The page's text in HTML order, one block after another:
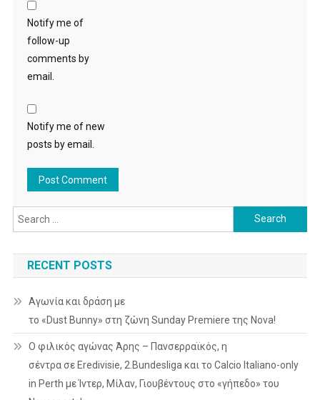
Notify me of
follow-up
comments by
email.
Notify me of new
posts by email.
Search
for:
RECENT POSTS
Αγωνία και δράση με
το «Dust Bunny» στη ζώνη Sunday Premiere της Nova!
Ο φιλικός αγώνας Άρης – Πανσερραϊκός, η
σέντρα σε Eredivisie, 2.Bundesliga και το Calcio Italiano-only
in Perth με Ίντερ, Μίλαν, Γιουβέντους στο «γήπεδο» του